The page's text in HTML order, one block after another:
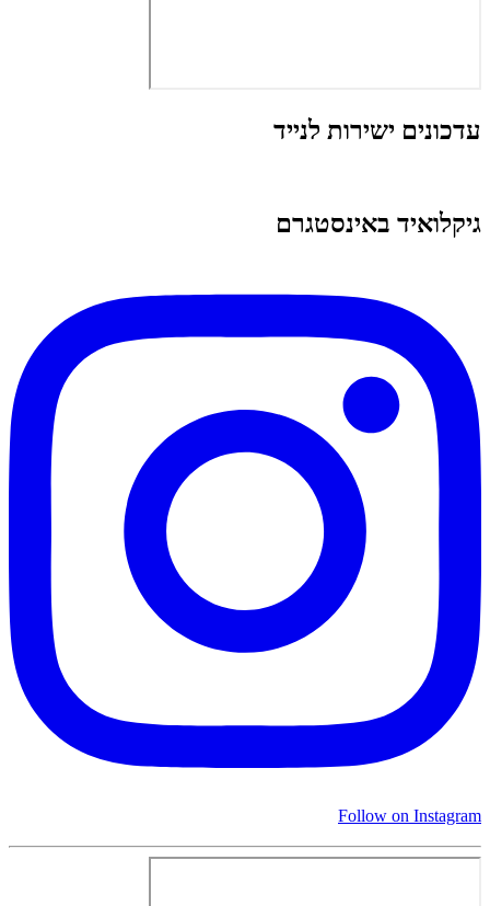
עדכונים ישירות לנייד
גיקלואיד באינסטגרם
Follow on Instagram